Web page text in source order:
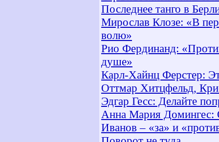
Последнее танго в
Мирослав Клозе: «В
волю»
Рио Фердинанд:
душе»
Карл-Хайнц Ферстер:
Оттмар Хитцфельд,
Эдгар Гесс: Делайте
Анна Мария Домингес:
Иванов – «за» и